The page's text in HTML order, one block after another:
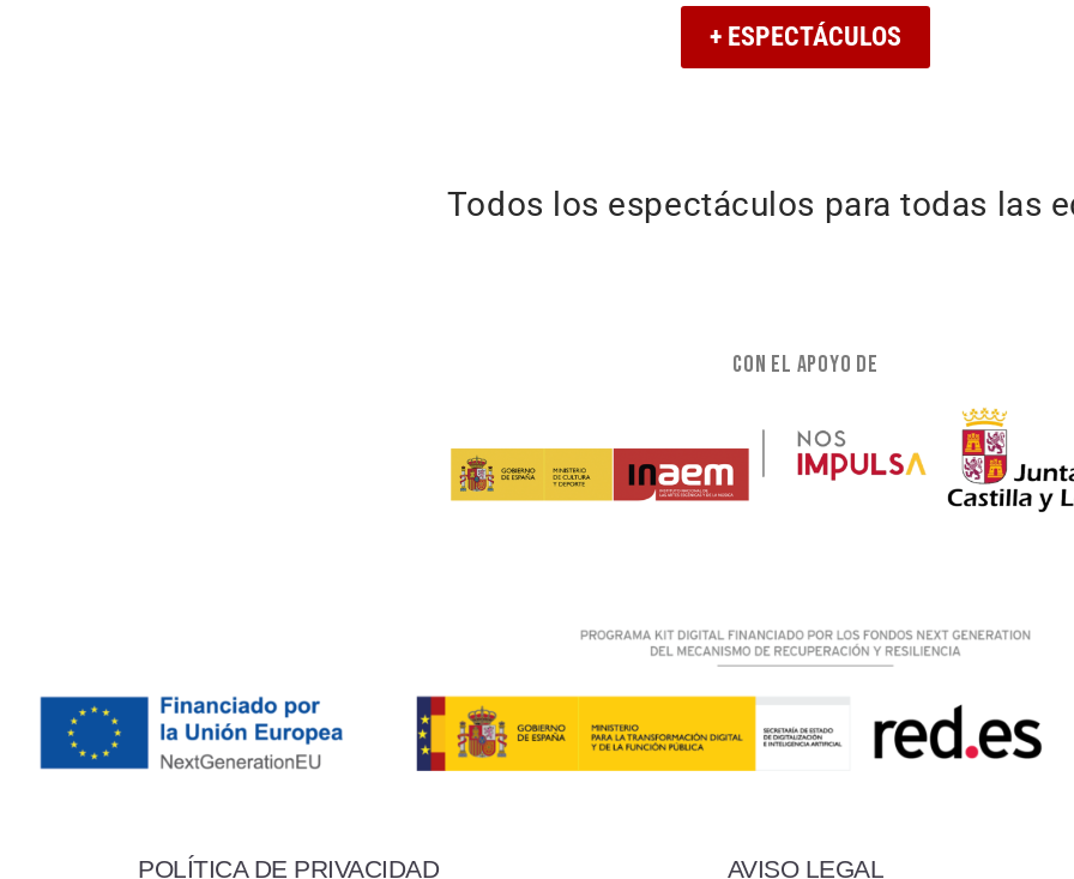
+ ESPECTÁCULOS
Todos los espectáculos para todas las
Con el apoyo de
POLÍTICA DE PRIVACIDAD AVISO LEGAL